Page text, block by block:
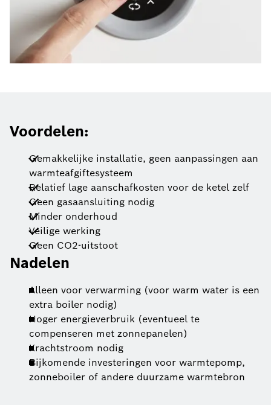
Voordelen:
Gemakkelijke installatie, geen aanpassingen aan
warmteafgiftesysteem
Relatief lage aanschafkosten voor de ketel zelf
Geen gasaansluiting nodig
Minder onderhoud
Veilige werking
Geen CO2-uitstoot
Nadelen
Alleen voor verwarming (voor warm water is een
extra boiler nodig)
Hoger energieverbruik (eventueel te
compenseren met zonnepanelen)
Krachtstroom nodig
Bijkomende investeringen voor warmtepomp,
zonneboiler of andere duurzame warmtebron